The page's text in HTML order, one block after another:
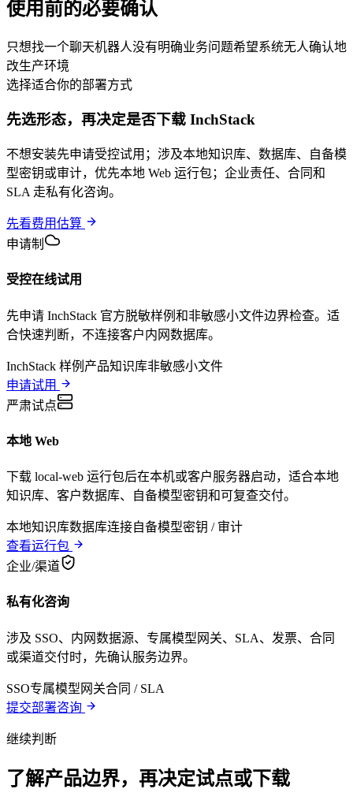
使用前的必要确认
只想找一个聊天机器人没有明确业务问题希望系统无人确认地
改生产环境
选择适合你的部署方式
先选形态，再决定是否下载 InchStack
不想安装先申请受控试用；涉及本地知识库、数据库、自备模
型密钥或审计，优先本地 Web 运行包；企业责任、合同和
SLA 走私有化咨询。
先看费用估算
申请制
受控在线试用
先申请 InchStack 官方脱敏样例和非敏感小文件边界检查。适
合快速判断，不连接客户内网数据库。
InchStack 样例 产品知识库非敏感小文件
申请试用
严肃试点
本地 Web
下载 local-web 运行包后在本机或客户服务器启动，适合本地
知识库、客户数据库、自备模型密钥和可复查交付。
本地知识库数据库连接自备模型密钥 / 审计
查看运行包
企业/渠道
私有化咨询
涉及 SSO、内网数据源、专属模型网关、SLA、发票、合同
或渠道交付时，先确认服务边界。
SSO专属模型网关合同 / SLA
提交部署咨询
继续判断
了解产品边界，再决定试点或下载